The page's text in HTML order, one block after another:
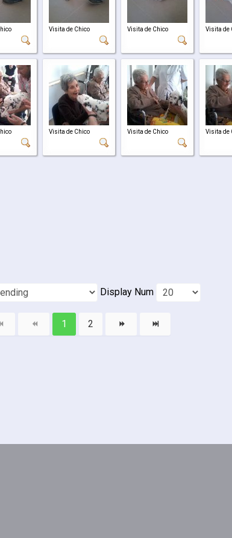
Visita de Chico Visita de Chico Visita de
Visita de Chico Visita de Chico Visita de
Display Num
1 2